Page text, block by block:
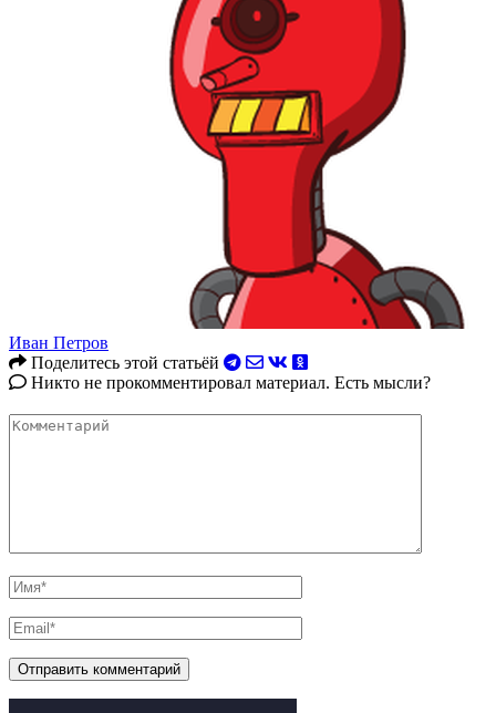
Иван Петров
Поделитесь этой статьёй
Никто не прокомментировал материал. Есть мысли?